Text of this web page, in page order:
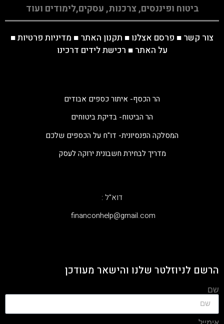
ביטוח ופיננסים, צרכנות, עסקים,לימודים ועוד
צור קשר ■ פרסם אצלנו ■ תקנון האתר ■ מדיניות פרטיות■
על האתר ■ רכישת לידים דרכינו
הר הכסף- איתור כספים אבודים
הר הביטוח- בדיקת ביטוחים
המסלקה הפנסיונית- דו"ח על הכספים שלכם
מדריך לבחירת חשבונית ירוקה לעסק
דוא"ל :
‫financonhelp@gmail.com‬
הרשם לניוזלטר שלנו והישאר מעודכן
שם